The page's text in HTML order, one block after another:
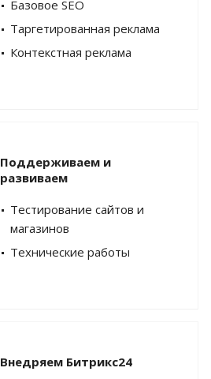
Базовое SEO
Таргетированная реклама
Контекстная реклама
Поддерживаем и
развиваем
Тестирование сайтов и
магазинов
Технические работы
Внедряем Битрикс24